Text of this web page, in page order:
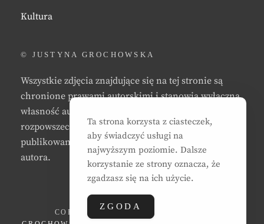
Kultura
© JUSTYNA GROCHOWSKA
Wszystkie zdjęcia znajdujące się na tej stronie są
chronione prawami autorskimi i stanowią wyłączną
własność autora strony. Zabrania się kopiowania,
rozpowszechniania, reprodukowania,
publikowania, i/lub modyfikowania zdjęć bez zgody
autora.
COPYRIGHT © 2026
Ta strona korzysta z ciasteczek,
aby świadczyć usługi na
najwyższym poziomie. Dalsze
korzystanie ze strony oznacza, że
zgadzasz się na ich użycie.
ZGODA